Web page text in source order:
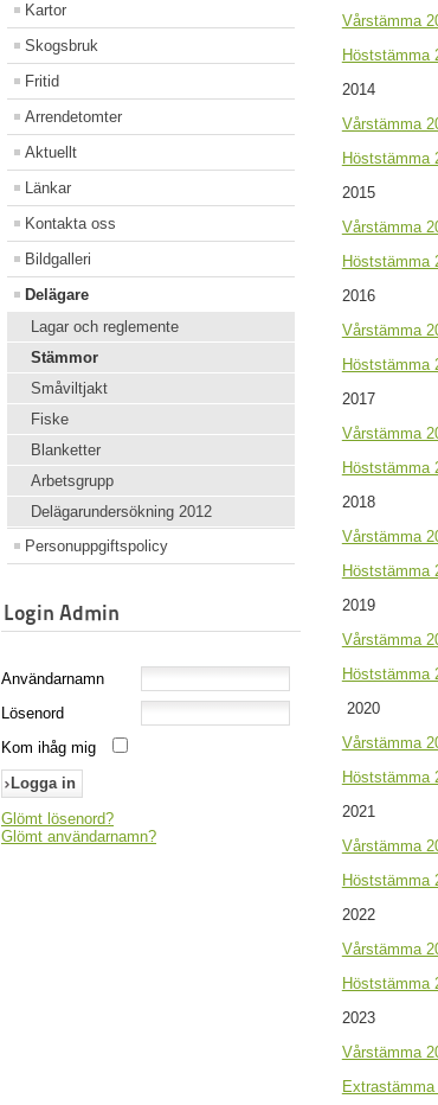
Kartor
Skogsbruk
Fritid
Arrendetomter
Aktuellt
Länkar
Kontakta oss
Bildgalleri
Delägare
Lagar och reglemente
Stämmor
Småviltjakt
Fiske
Blanketter
Arbetsgrupp
Delägarundersökning 2012
Personuppgiftspolicy
Login Admin
Användarnamn
Lösenord
Kom ihåg mig
Glömt lösenord?
Glömt användarnamn?
Vårstämma
Höststämma
2014
Vårstämma
Höststämma
2015
Vårstämma
Höststämma
2016
Vårstämma
Höststämma
2017
Vårstämma
Höststämma
2018
Vårstämma
Höststämma
2019
Vårstämma
Höststämma
2020
Vårstämma
Höststämma
2021
Vårstämma
Höststämma
2022
Vårstämma
Höststämma
2023
Vårstämma
Extrastämma